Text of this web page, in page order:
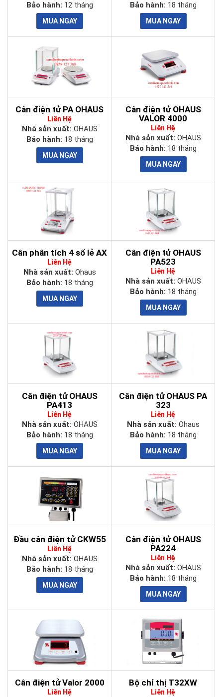
Bảo hành: 12 tháng
Bảo hành: 18 tháng
Cân điện tử PA OHAUS
Liên Hệ
Nhà sản xuất: OHAUS
Bảo hành: 18 tháng
Cân điện tử OHAUS
VALOR 4000
Liên Hệ
Nhà sản xuất: OHAUS
Bảo hành: 18 tháng
Cân phân tích 4 số lẻ AX
Liên Hệ
Nhà sản xuất: Ohaus
Bảo hành: 18 tháng
Cân điện tử OHAUS
PA523
Liên Hệ
Nhà sản xuất: OHAUS
Bảo hành: 18 tháng
Cân điện tử OHAUS
PA413
Liên Hệ
Nhà sản xuất: OHAUS
Bảo hành: 18 tháng
Cân điện tử OHAUS PA
323
Liên Hệ
Nhà sản xuất: Ohaus
Bảo hành: 18 tháng
Đầu cân điện tử CKW55
Liên Hệ
Nhà sản xuất: OHAUS
Bảo hành: 18 tháng
Cân điện tử OHAUS
PA224
Liên Hệ
Nhà sản xuất: OHAUS
Bảo hành: 18 tháng
Cân điện tử Valor 2000
Liên Hệ
Bộ chỉ thị T32XW
Liên Hệ